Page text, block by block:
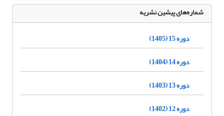
شماره‌های پیشین نشریه
دوره 15 (1405)
دوره 14 (1404)
دوره 13 (1403)
دوره 12 (1402)